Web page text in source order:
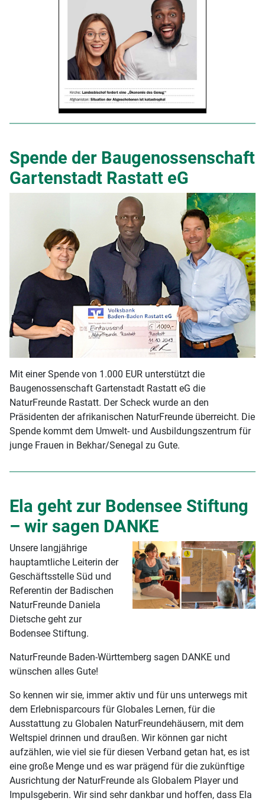
Spende der Baugenossenschaft
Gartenstadt Rastatt eG
Mit einer Spende von 1.000 EUR unterstützt die
Baugenossenschaft Gartenstadt Rastatt eG die
NaturFreunde Rastatt. Der Scheck wurde an den
Präsidenten der afrikanischen NaturFreunde überreicht. Die
Spende kommt dem Umwelt- und Ausbildungszentrum für
junge Frauen in Bekhar/Senegal zu Gute.
Ela geht zur Bodensee Stiftung
– wir sagen DANKE
Unsere langjährige
hauptamtliche Leiterin der
Geschäftsstelle Süd und
Referentin der Badischen
NaturFreunde Daniela
Dietsche geht zur
Bodensee Stiftung.
NaturFreunde Baden-Württemberg sagen DANKE und
wünschen alles Gute!
So kennen wir sie, immer aktiv und für uns unterwegs mit
dem Erlebnisparcours für Globales Lernen, für die
Ausstattung zu Globalen NaturFreundehäusern, mit dem
Weltspiel drinnen und draußen. Wir können gar nicht
aufzählen, wie viel sie für diesen Verband getan hat, es ist
eine große Menge und es war prägend für die zukünftige
Ausrichtung der NaturFreunde als Globalem Player und
Impulsgeberin. Wir sind sehr dankbar und hoffen, dass Ela